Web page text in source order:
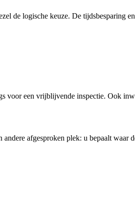
de logische keuze. De tijdsbesparing
voor een vrijblijvende inspectie. Ook
afgesproken plek: u bepaalt waar